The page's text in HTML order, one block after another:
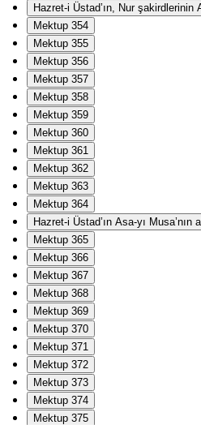
Hazret-i Üstad’ın, Nur
Mektup 354
Mektup 355
Mektup 356
Mektup 357
Mektup 358
Mektup 359
Mektup 360
Mektup 361
Mektup 362
Mektup 363
Mektup 364
Hazret-i Üstad’ın Asa-yı
Mektup 365
Mektup 366
Mektup 367
Mektup 368
Mektup 369
Mektup 370
Mektup 371
Mektup 372
Mektup 373
Mektup 374
Mektup 375